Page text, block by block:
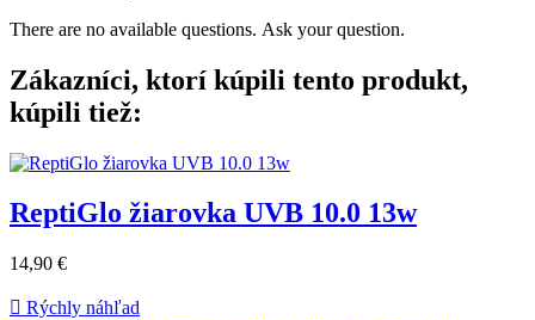
There are no available questions. Ask your question.
Zákazníci, ktorí kúpili tento produkt,
kúpili tiež:
ReptiGlo žiarovka UVB 10.0 13w
Cena
kus
14,90 €
 Rýchly náhľad